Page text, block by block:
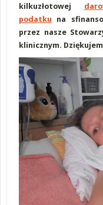
kilkuzłotowej
podatku na
przez nasze
klinicznym.